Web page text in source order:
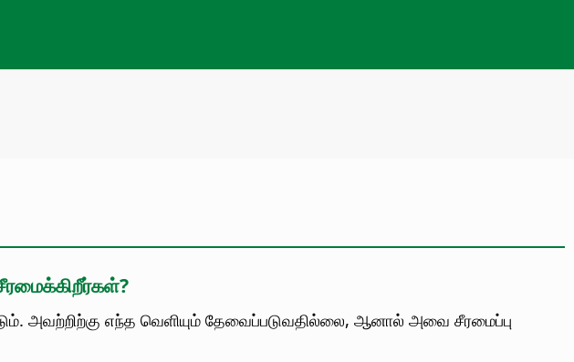
அவற்றிற்கு எந்த வெளியும் தேவைப்படுவதில்லை, ஆனால் அவை சீரமைப்பு